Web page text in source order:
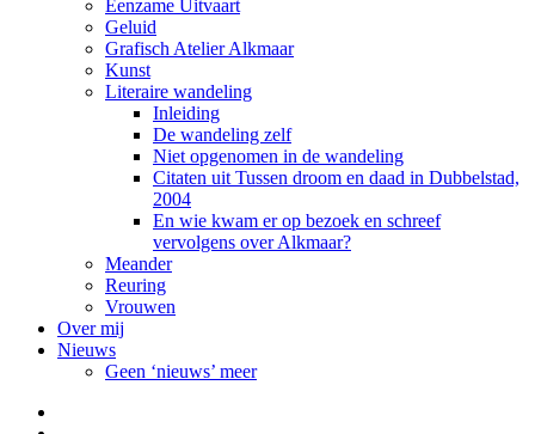
Eenzame Uitvaart
Geluid
Grafisch Atelier Alkmaar
Kunst
Literaire wandeling
Inleiding
De wandeling zelf
Niet opgenomen in de wandeling
Citaten uit Tussen droom en daad in Dubbelstad,
2004
En wie kwam er op bezoek en schreef
vervolgens over Alkmaar?
Meander
Reuring
Vrouwen
Over mij
Nieuws
Geen ‘nieuws’ meer